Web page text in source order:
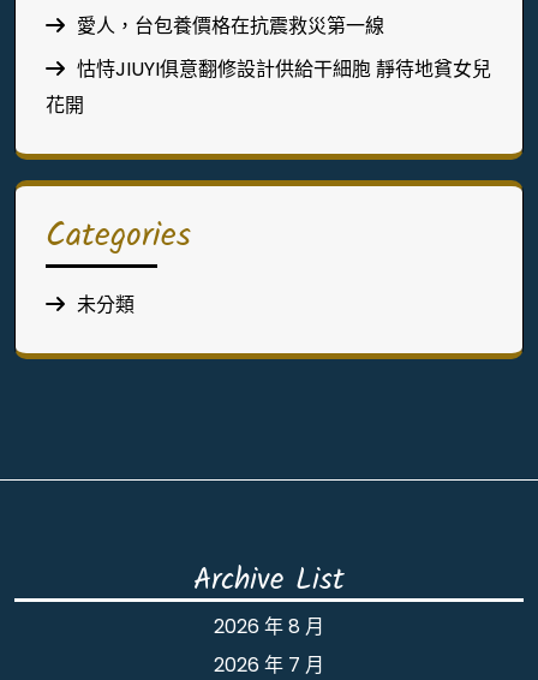
愛人，台包養價格在抗震救災第一線
怙恃JIUYI俱意翻修設計供給干細胞 靜待地貧女兒
花開
Categories
未分類
Archive List
2026 年 8 月
2026 年 7 月